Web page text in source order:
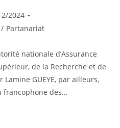
2024
/ Partanariat
nationale d’Assurance
de la Recherche et de
Lamine GUEYE, par ailleurs,
francophone des…